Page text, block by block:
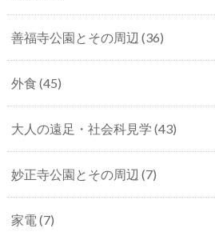
善福寺公園とその周辺 (36)
外食 (45)
大人の遠足・社会科見学 (43)
妙正寺公園とその周辺 (7)
家電 (7)